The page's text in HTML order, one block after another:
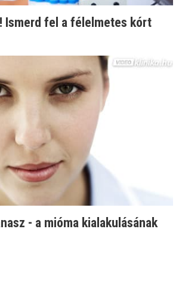
Ismerd fel a félelmetes kórt
- a mióma kialakulásának